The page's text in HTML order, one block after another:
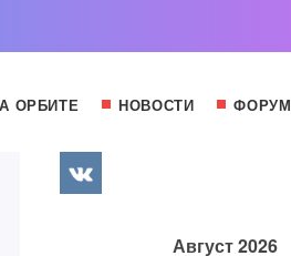
ОРБИТЕ НОВОСТИ ФОРУМ
Август 2026